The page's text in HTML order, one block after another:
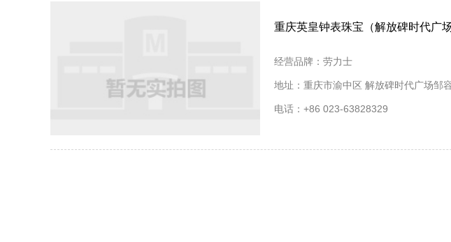
重庆英皇钟表珠宝（解放碑时代广场
经营品牌：劳力士
地址：重庆市渝中区 解放碑时代广场邹
电话：+86 023-63828329